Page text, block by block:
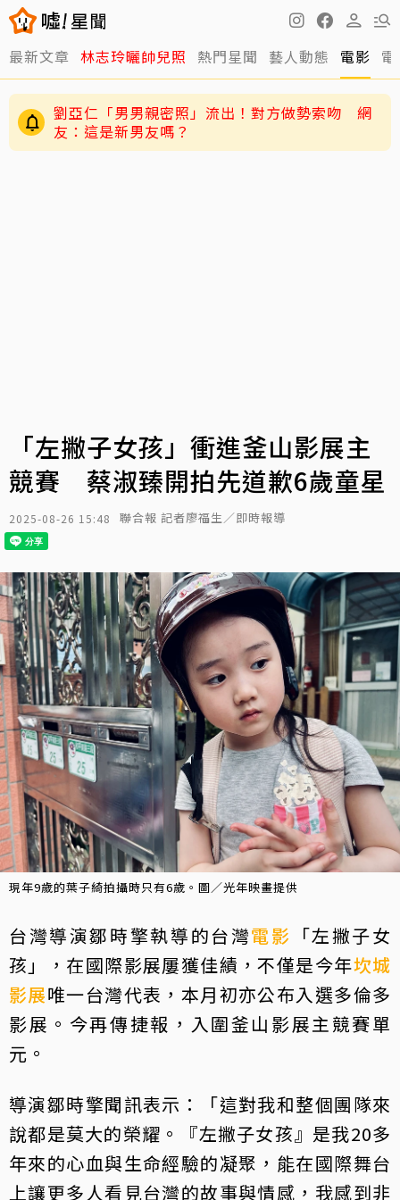
最新文章 林志玲曬帥兒照 熱門星聞 藝人動態 電影
劉亞仁「男男親密照」流出！對方做勢索吻 網
友：這是新男友嗎？
「左撇子女孩」衝進釜山影展主
競賽 蔡淑臻開拍先道歉6歲童星
2025-08-26 15:48 聯合報 記者廖福生／即時報導
現年9歲的葉子綺拍攝時只有6歲。圖／光年映畫提供
台灣導演鄒時擎執導的台灣電影 「左撇子女
孩」，在國際影展屢獲佳績，不僅是今年坎城
影展唯一台灣代表，本月初亦公布入選多倫多
影展。今再傳捷報，入圍釜山影展主競賽單
元。
導演鄒時擎聞訊表示：「這對我和整個團隊來
說都是莫大的榮耀。『左撇子女孩』是我20多
年來的心血與生命經驗的凝聚，能在國際舞台
上讓更多人看見台灣的故事與情感，我感到非